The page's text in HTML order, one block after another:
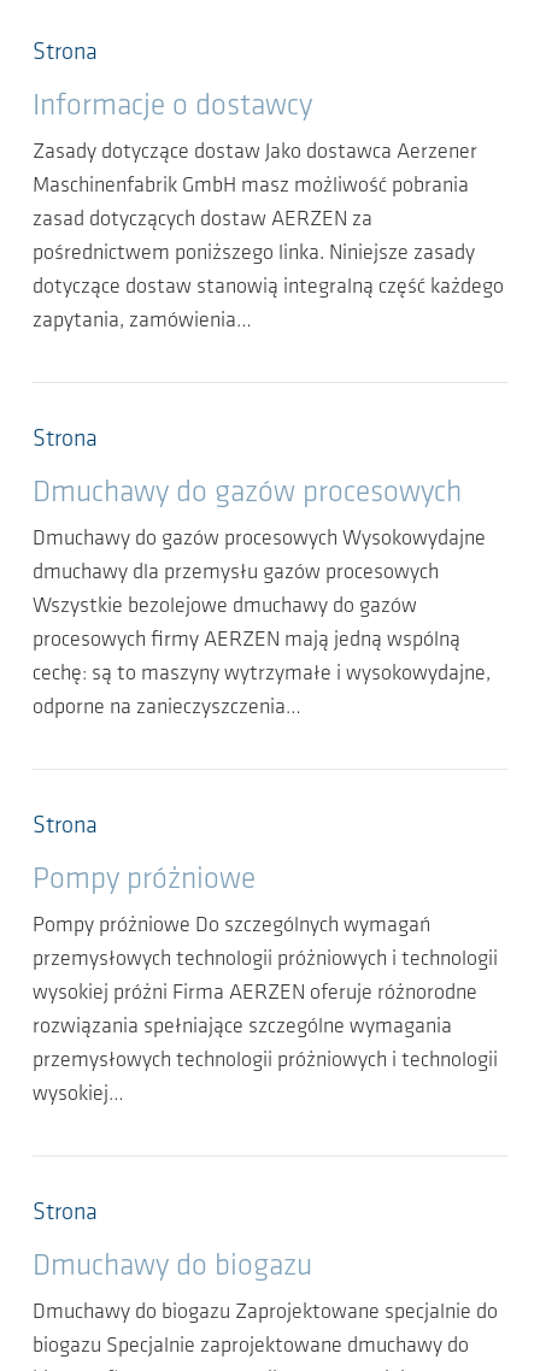
Strona
Informacje o dostawcy
Zasady dotyczące dostaw Jako dostawca Aerzener
Maschinenfabrik GmbH masz możliwość pobrania
zasad dotyczących dostaw AERZEN za
pośrednictwem poniższego linka. Niniejsze zasady
dotyczące dostaw stanowią integralną część każdego
zapytania, zamówienia…
Strona
Dmuchawy do gazów procesowych
Dmuchawy do gazów procesowych Wysokowydajne
dmuchawy dla przemysłu gazów procesowych
Wszystkie bezolejowe dmuchawy do gazów
procesowych firmy AERZEN mają jedną wspólną
cechę: są to maszyny wytrzymałe i wysokowydajne,
odporne na zanieczyszczenia…
Strona
Pompy próżniowe
Pompy próżniowe Do szczególnych wymagań
przemysłowych technologii próżniowych i technologii
wysokiej próżni Firma AERZEN oferuje różnorodne
rozwiązania spełniające szczególne wymagania
przemysłowych technologii próżniowych i technologii
wysokiej…
Strona
Dmuchawy do biogazu
Dmuchawy do biogazu Zaprojektowane specjalnie do
biogazu Specjalnie zaprojektowane dmuchawy do